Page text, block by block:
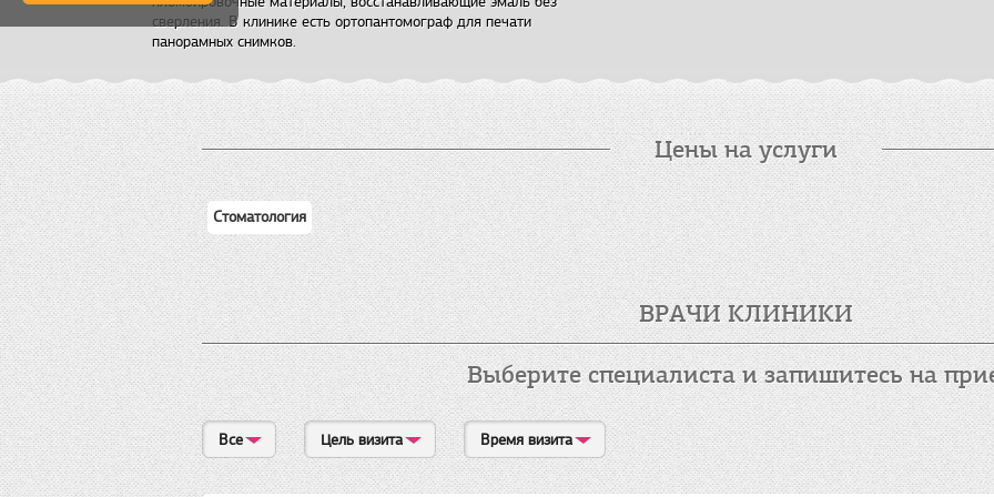
сверления. В клинике есть ортопантомограф для печати
панорамных снимков.
Цены на услуги
Стоматология
ВРАЧИ КЛИНИКИ
Выберите специалиста и запишитесь на
Все Цель визита Время визита